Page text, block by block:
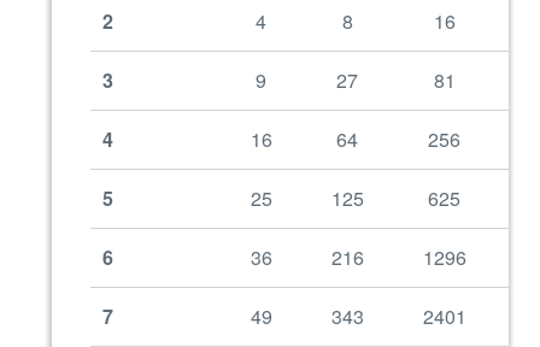
2 4 8 16
3 9 27 81
4 16 64 256
5 25 125 625
6 36 216 1296
7 49 343 2401